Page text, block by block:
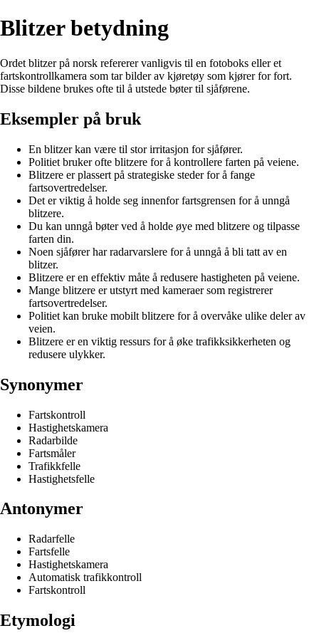
Blitzer betydning
Ordet blitzer på norsk refererer vanligvis til en fotoboks eller et
fartskontrollkamera som tar bilder av kjøretøy som kjører for fort.
Disse bildene brukes ofte til å utstede bøter til sjåførene.
Eksempler på bruk
En blitzer kan være til stor irritasjon for sjåfører.
Politiet bruker ofte blitzere for å kontrollere farten på veiene.
Blitzere er plassert på strategiske steder for å fange
fartsovertredelser.
Det er viktig å holde seg innenfor fartsgrensen for å unngå
blitzere.
Du kan unngå bøter ved å holde øye med blitzere og tilpasse
farten din.
Noen sjåfører har radarvarslere for å unngå å bli tatt av en
blitzer.
Blitzere er en effektiv måte å redusere hastigheten på veiene.
Mange blitzere er utstyrt med kameraer som registrerer
fartsovertredelser.
Politiet kan bruke mobilt blitzere for å overvåke ulike deler av
veien.
Blitzere er en viktig ressurs for å øke trafikksikkerheten og
redusere ulykker.
Synonymer
Fartskontroll
Hastighetskamera
Radarbilde
Fartsmåler
Trafikkfelle
Hastighetsfelle
Antonymer
Radarfelle
Fartsfelle
Hastighetskamera
Automatisk trafikkontroll
Fartskontroll
Etymologi